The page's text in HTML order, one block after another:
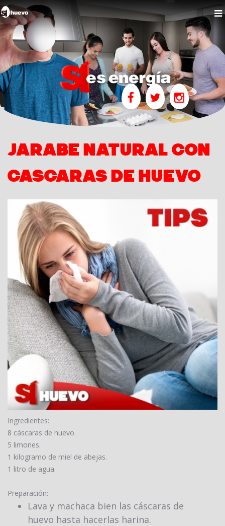
Jarabe natural con
cascaras de huevo
Ingredientes:
8 cáscaras de huevo.
5 limones.
1 kilogramo de miel de abejas.
1 litro de agua.
Preparación:
Lava y machaca bien las cáscaras de
huevo hasta hacerlas harina.